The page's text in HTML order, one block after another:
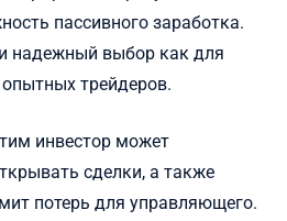
пассивного заработка.
надежный выбор как для
трейдеров.
инвестор может
сделки, а также
потерь для управляющего.